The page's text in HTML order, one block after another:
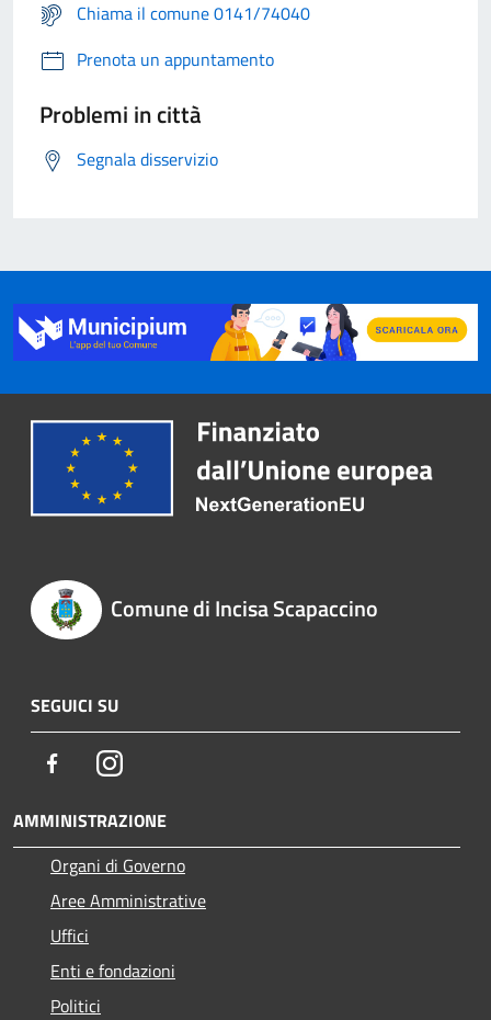
Chiama il comune 0141/74040
Prenota un appuntamento
Problemi in città
Segnala disservizio
Comune di Incisa Scapaccino
SEGUICI SU
FacebookInstagram
AMMINISTRAZIONE
Organi di Governo
Aree Amministrative
Uffici
Enti e fondazioni
Politici